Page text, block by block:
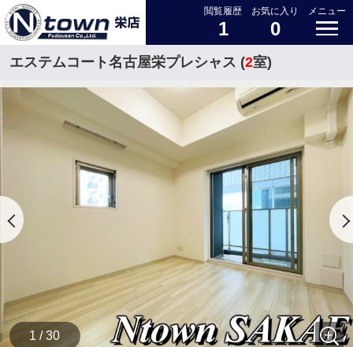
閲覧履歴
1
お気に入り
0
メニュー
エステムコート名古屋栄プレシャス (2室)
1 / 30